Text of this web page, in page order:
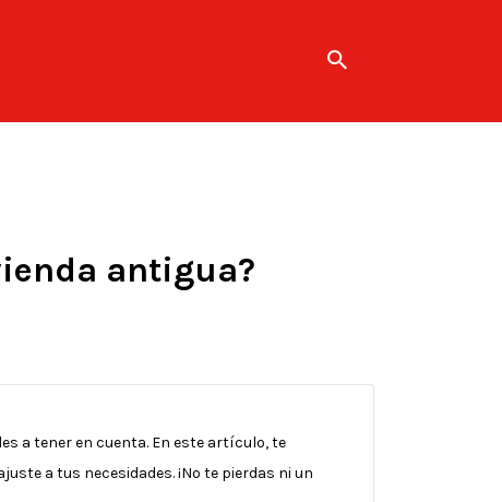
antigua?
a tener en cuenta. En este artículo, te
a tus necesidades. ¡No te pierdas ni un